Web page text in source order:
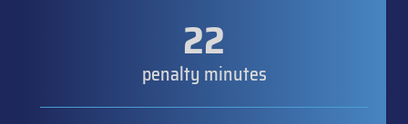
22
penalty minutes